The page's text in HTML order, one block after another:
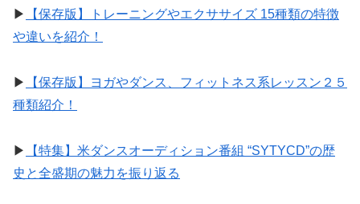
▶︎
【保存版】トレーニングやエクササイズ 15種類の特徴
や違いを紹介！
▶︎
【保存版】ヨガやダンス、フィットネス系レッスン２５
種類紹介！
▶︎
【特集】米ダンスオーディション番組 “SYTYCD”の歴
史と全盛期の魅力を振り返る